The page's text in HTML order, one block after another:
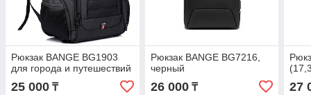
Рюкзак BANGE BG1903
для города и путешествий
25 000 ₸
Рюкзак BANGE BG7216,
черный
26 000₸ 27